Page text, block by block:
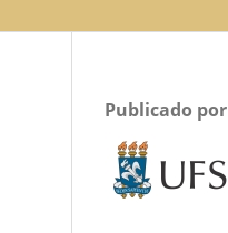
Publicado por